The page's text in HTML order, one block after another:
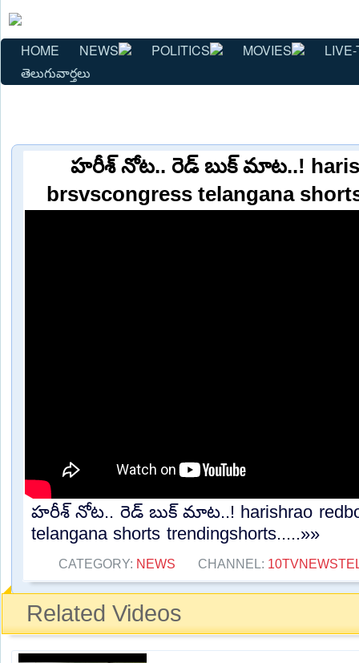
HOME NEWS POLITICS MOVIES
తెలుగువార్తలు
హరీశ్ నోట.. రెడ్ బుక్ మాట..!
brsvscongress telangana
హరీశ్ నోట.. రెడ్ బుక్ మాట..! harishrao
telangana shorts trendingshorts.....»»
CATEGORY: NEWS CHANNEL:
Related Videos